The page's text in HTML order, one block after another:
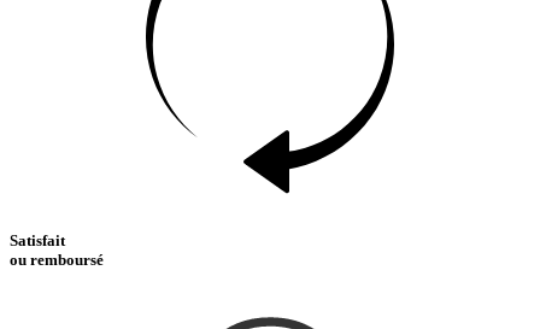
Satisfait
ou remboursé